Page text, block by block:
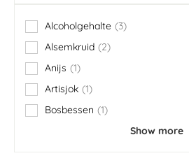
Alcoholgehalte 3
items
Alsemkruid
2
items
Anijs
1
item
Artisjok 1
item
Bosbessen
1
item
Show more